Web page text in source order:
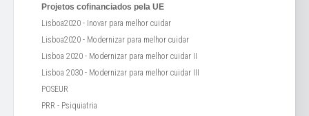
Projetos cofinanciados pela UE
Lisboa2020 - Inovar para melhor cuidar
Lisboa2020 - Modernizar para melhor cuidar
Lisboa 2020 - Modernizar para melhor cuidar II
Lisboa 2030 - Modernizar para melhor cuidar III
POSEUR
PRR - Psiquiatria